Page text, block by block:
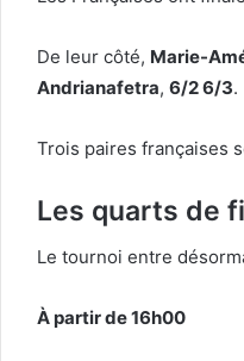
De leur côté, Marie-
Andrianafetra, 6/2 6/3.
Trois paires françaises
Les quarts de
Le tournoi entre
À partir de 16h00